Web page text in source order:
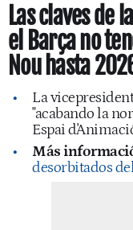
Las claves de
el Barça no
Nou hasta
La
"acabando la
Espai
Más
desorbitados